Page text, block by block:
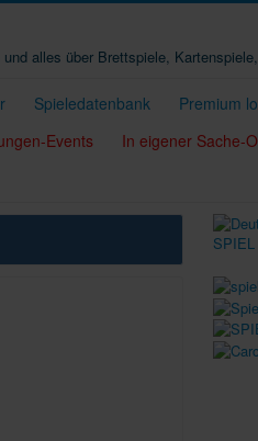
alles über Brettspiele,
Spieledatenbank
Premium
Events
In eigener Sache-